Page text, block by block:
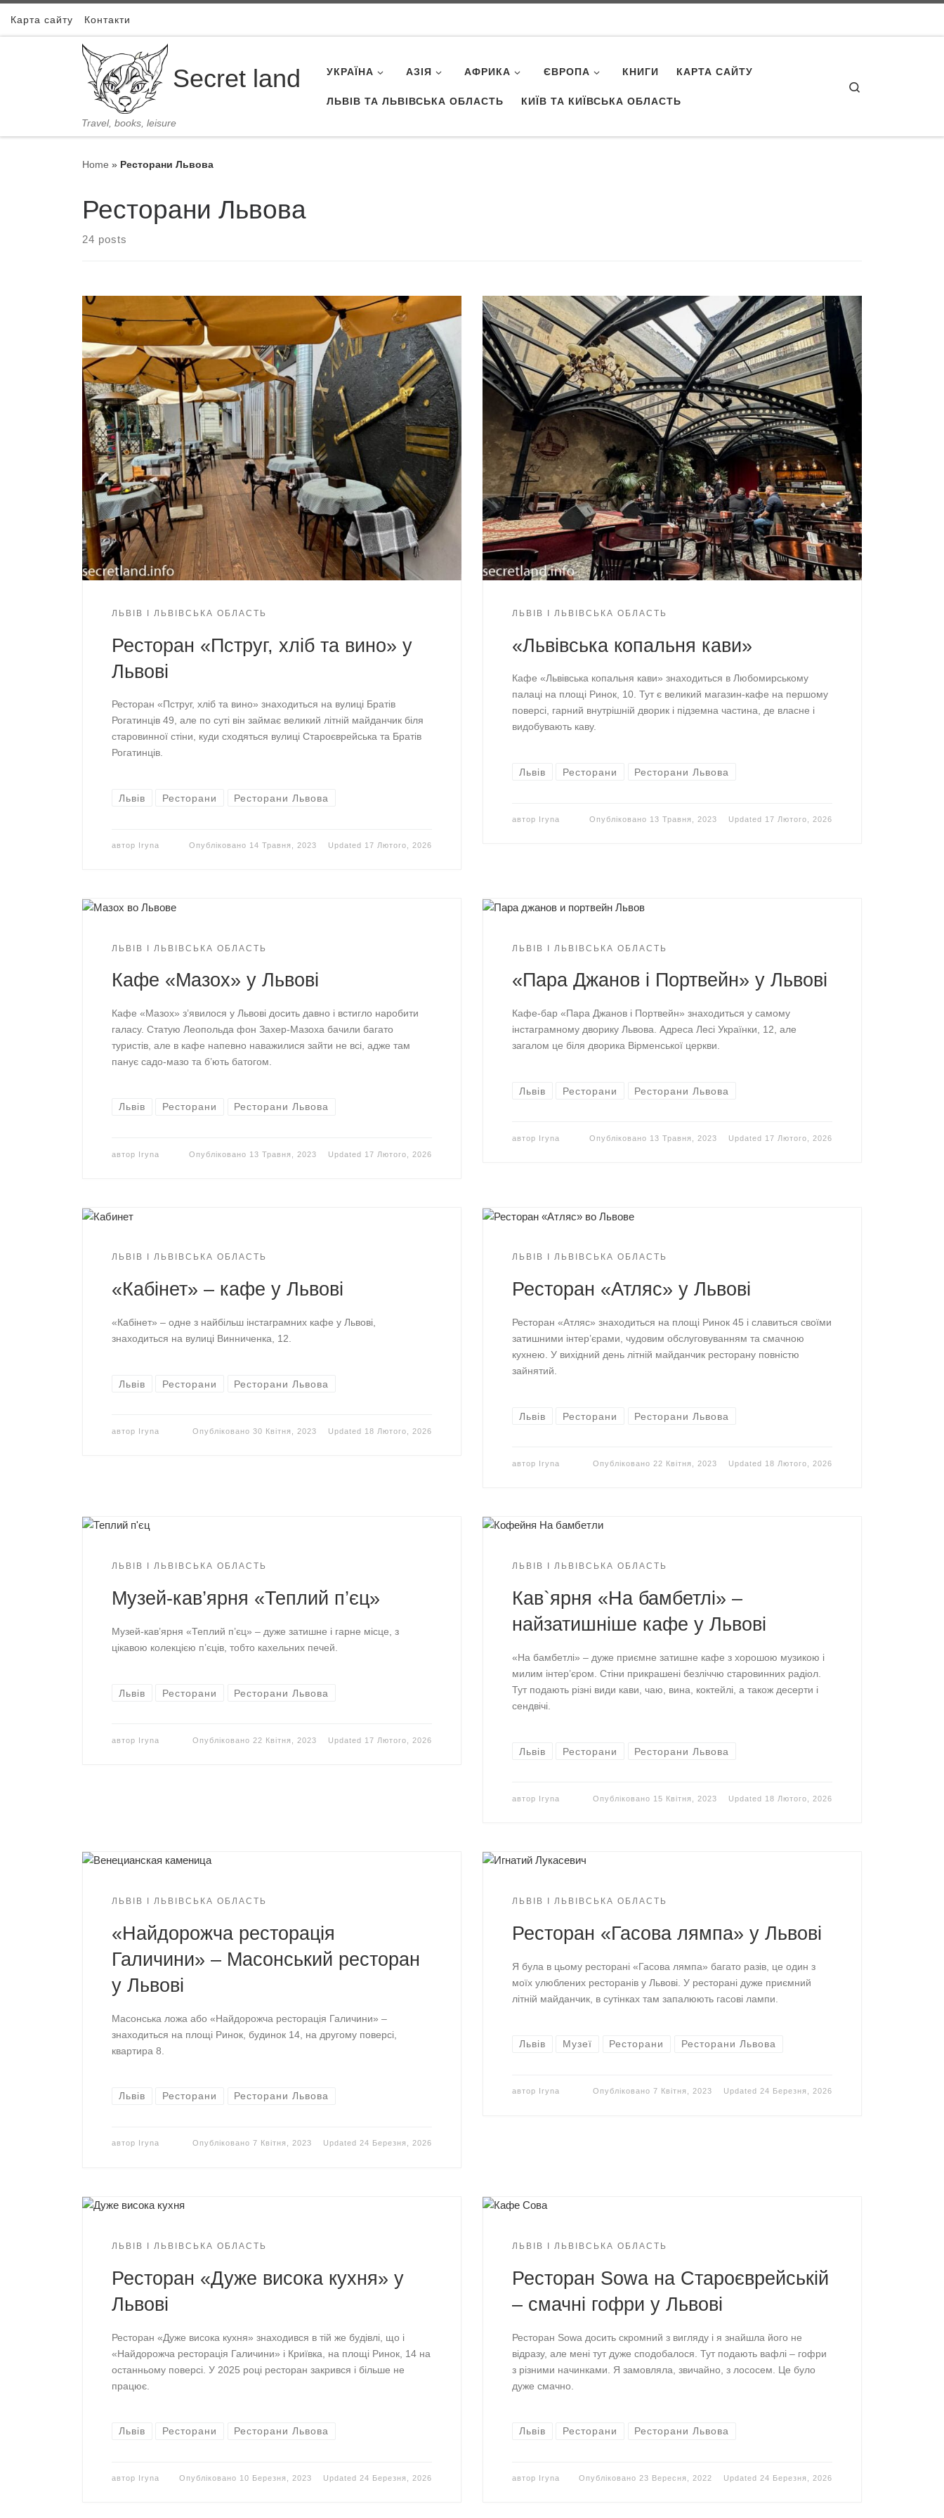
Skip to content
Карта сайту Контакти
Secret land
Travel, books, leisure
УКРАЇНА АЗІЯ АФРИКА ЄВРОПА КНИГИ КАРТА САЙТУ
ЛЬВІВ ТА ЛЬВІВСЬКА ОБЛАСТЬ КИЇВ ТА КИЇВСЬКА ОБЛАСТЬ
Home » Ресторани Львова
Ресторани Львова
24 posts
ЛЬВІВ І ЛЬВІВСЬКА ОБЛАСТЬ
Ресторан «Пструг, хліб та вино» у
Львові
Ресторан «Пструг, хліб та вино» знаходиться на вулиці Братів
Рогатинців 49, але по суті він займає великий літній майданчик біля
старовинної стіни, куди сходяться вулиці Староєврейська та Братів
Рогатинців.
Львів Ресторани Ресторани Львова
автор Iryna Опубліковано 14 Травня, 2023 Updated 17 Лютого, 2026
ЛЬВІВ І ЛЬВІВСЬКА ОБЛАСТЬ
«Львівська копальня кави»
Кафе «Львівська копальня кави» знаходиться в Любомирському
палаці на площі Ринок, 10. Тут є великий магазин-кафе на першому
поверсі, гарний внутрішній дворик і підземна частина, де власне і
видобувають каву.
Львів Ресторани Ресторани Львова
автор Iryna Опубліковано 13 Травня, 2023 Updated 17 Лютого, 2026
ЛЬВІВ І ЛЬВІВСЬКА ОБЛАСТЬ
Кафе «Мазох» у Львові
Кафе «Мазох» з’явилося у Львові досить давно і встигло наробити
галасу. Статую Леопольда фон Захер-Мазoха бачили багато
туристів, але в кафе напевно наважилися зайти не всі, адже там
панує садо-мазо та б’ють батогом.
Львів Ресторани Ресторани Львова
автор Iryna Опубліковано 13 Травня, 2023 Updated 17 Лютого, 2026
ЛЬВІВ І ЛЬВІВСЬКА ОБЛАСТЬ
«Пара Джанов і Портвейн» у Львові
Кафе-бар «Пара Джанов і Портвейн» знаходиться у самому
інстаграмному дворику Львова. Адреса Лесі Українки, 12, але
загалом це біля дворика Вірменської церкви.
Львів Ресторани Ресторани Львова
автор Iryna Опубліковано 13 Травня, 2023 Updated 17 Лютого, 2026
ЛЬВІВ І ЛЬВІВСЬКА ОБЛАСТЬ
«Кабінет» – кафе у Львові
«Кабінет» – одне з найбільш інстаграмних кафе у Львові,
знаходиться на вулиці Винниченка, 12.
Львів Ресторани Ресторани Львова
автор Iryna Опубліковано 30 Квітня, 2023 Updated 18 Лютого, 2026
ЛЬВІВ І ЛЬВІВСЬКА ОБЛАСТЬ
Ресторан «Атляс» у Львові
Ресторан «Атляс» знаходиться на площі Ринок 45 і славиться своїми
затишними інтер’єрами, чудовим обслуговуванням та смачною
кухнею. У вихідний день літній майданчик ресторану повністю
зайнятий.
Львів Ресторани Ресторани Львова
автор Iryna Опубліковано 22 Квітня, 2023 Updated 18 Лютого, 2026
ЛЬВІВ І ЛЬВІВСЬКА ОБЛАСТЬ
Музей-кав’ярня «Теплий п’єц»
Музей-кав’ярня «Теплий п’єц» – дуже затишне і гарне місце, з
цікавою колекцією п’єців, тобто кахельних печей.
Львів Ресторани Ресторани Львова
автор Iryna Опубліковано 22 Квітня, 2023 Updated 17 Лютого, 2026
ЛЬВІВ І ЛЬВІВСЬКА ОБЛАСТЬ
Кав`ярня «На бамбетлі» –
найзатишніше кафе у Львові
«На бамбетлі» – дуже приємне затишне кафе з хорошою музикою і
милим інтер’єром. Стіни прикрашені безліччю старовинних радіол.
Тут подають різні види кави, чаю, вина, коктейлі, а також десерти і
сендвічі.
Львів Ресторани Ресторани Львова
автор Iryna Опубліковано 15 Квітня, 2023 Updated 18 Лютого, 2026
ЛЬВІВ І ЛЬВІВСЬКА ОБЛАСТЬ
«Найдорожча ресторація
Галичини» – Масонський ресторан
у Львові
Масонська ложа або «Найдорожча ресторація Галичини» –
знаходиться на площі Ринок, будинок 14, на другому поверсі,
квартира 8.
Львів Ресторани Ресторани Львова
автор Iryna Опубліковано 7 Квітня, 2023 Updated 24 Березня, 2026
ЛЬВІВ І ЛЬВІВСЬКА ОБЛАСТЬ
Ресторан «Гасова лямпа» у Львові
Я була в цьому ресторані «Гасова лямпа» багато разів, це один з
моїх улюблених ресторанів у Львові. У ресторані дуже приємний
літній майданчик, в сутінках там запалюють гасові лампи.
Львів Музеї Ресторани Ресторани Львова
автор Iryna Опубліковано 7 Квітня, 2023 Updated 24 Березня, 2026
ЛЬВІВ І ЛЬВІВСЬКА ОБЛАСТЬ
Ресторан «Дуже висока кухня» у
Львові
Ресторан «Дуже висока кухня» знаходився в тій же будівлі, що і
«Найдорожча ресторація Галичини» і Криївка, на площі Ринок, 14 на
останньому поверсі. У 2025 році ресторан закрився і більше не
працює.
Львів Ресторани Ресторани Львова
автор Iryna Опубліковано 10 Березня, 2023 Updated 24 Березня, 2026
ЛЬВІВ І ЛЬВІВСЬКА ОБЛАСТЬ
Ресторан Sowa на Староєврейській
– смачні гофри у Львові
Ресторан Sowa досить скромний з вигляду і я знайшла його не
відразу, але мені тут дуже сподобалося. Тут подають вафлі – гофри
з різними начинками. Я замовляла, звичайно, з лососем. Це було
дуже смачно.
Львів Ресторани Ресторани Львова
автор Iryna Опубліковано 23 Вересня, 2022 Updated 24 Березня, 2026